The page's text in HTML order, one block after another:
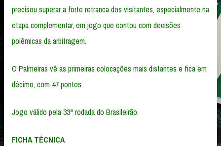
precisou superar a forte retranca dos visitantes, especialmente na
etapa complementar, em jogo que contou com decisões
polêmicas da arbitragem.
O Palmeiras vê as primeiras colocações mais distantes e fica em
décimo, com 47 pontos.
Jogo válido pela 33ª rodada do Brasileirão.
FICHA TÉCNICA